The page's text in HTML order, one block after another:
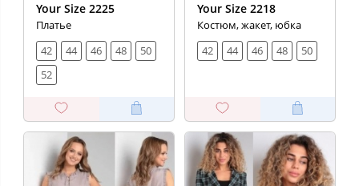
Your Size 2225
Платье
42
44 46 48
50
52
Your Size 2218
Костюм, жакет, юбка
42
44 46 48 50